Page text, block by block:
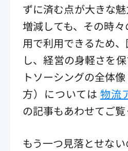
ずに済む点が大きな
増減しても、その時
用で利用できるため
し、経営の身軽さを
トソーシングの全体
方）については 物流
の記事もあわせてご覧
もう一つ見落とせな